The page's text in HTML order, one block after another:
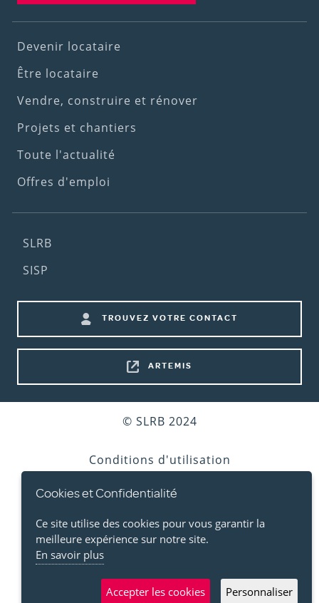
Footer
(1st
menu)
Devenir locataire
Être locataire
Vendre, construire et rénover
Projets et chantiers
Toute l'actualité
Offres d'emploi
Footer
(2nd
SLRB
SISP
Footer
shortcuts
TROUVEZ VOTRE CONTACT
ARTEMIS
© SLRB 2024
Conditions d'utilisation
Vie privée
Cookies
Accessibilité
Cookies et Confidentialité
Ce site utilise des cookies pour vous garantir la
meilleure expérience sur notre site.
En savoir plus
Accepter les cookies Personnaliser